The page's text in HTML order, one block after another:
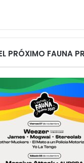
PRÓXIMO FAUNA